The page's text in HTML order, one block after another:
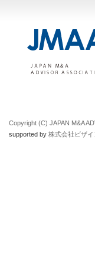
Copyright (C) JAPAN M&A
supported by 株式会社ビザイ